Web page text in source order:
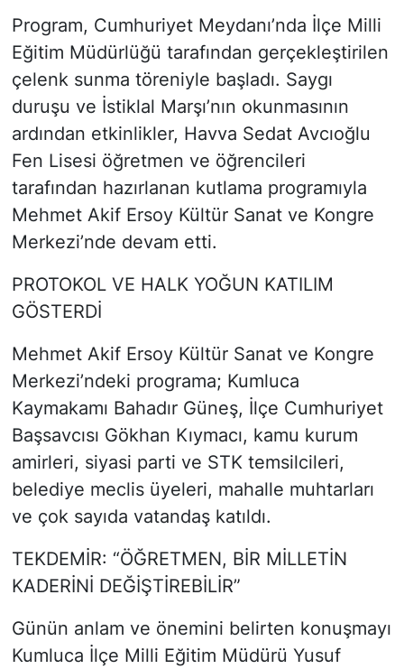
Program, Cumhuriyet Meydanı’nda İlçe Milli
Eğitim Müdürlüğü tarafından gerçekleştirilen
çelenk sunma töreniyle başladı. Saygı
duruşu ve İstiklal Marşı’nın okunmasının
ardından etkinlikler, Havva Sedat Avcıoğlu
Fen Lisesi öğretmen ve öğrencileri
tarafından hazırlanan kutlama programıyla
Mehmet Akif Ersoy Kültür Sanat ve Kongre
Merkezi’nde devam etti.
PROTOKOL VE HALK YOĞUN KATILIM
GÖSTERDİ
Mehmet Akif Ersoy Kültür Sanat ve Kongre
Merkezi’ndeki programa; Kumluca
Kaymakamı Bahadır Güneş, İlçe Cumhuriyet
Başsavcısı Gökhan Kıymacı, kamu kurum
amirleri, siyasi parti ve STK temsilcileri,
belediye meclis üyeleri, mahalle muhtarları
ve çok sayıda vatandaş katıldı.
TEKDEMİR: “ÖĞRETMEN, BİR MİLLETİN
KADERİNİ DEĞİŞTİREBİLİR”
Günün anlam ve önemini belirten konuşmayı
Kumluca İlçe Milli Eğitim Müdürü Yusuf